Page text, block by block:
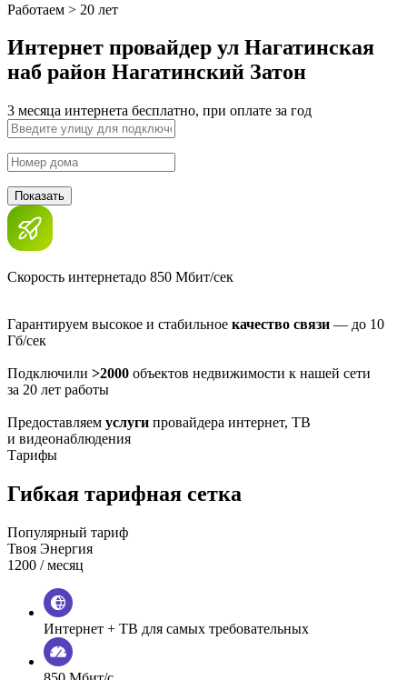
Работаем > 20 лет
Интернет провайдер ул Нагатинская
наб район Нагатинский Затон
3 месяца интернета бесплатно, при оплате за год
Показать
Скорость интернетадо 850 Мбит/сек
Гарантируем высокое и стабильное качество связи — до 10
Гб/сек
Подключили >2000 объектов недвижимости к нашей сети
за 20 лет работы
Предоставляем услуги провайдера интернет, ТВ
и видеонаблюдения
Тарифы
Гибкая тарифная сетка
Популярный тариф
Твоя Энергия
1200 / месяц
Интернет + ТВ для самых требовательных